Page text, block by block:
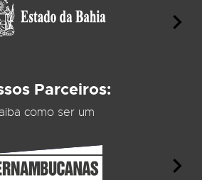
Parceiros:
como ser um